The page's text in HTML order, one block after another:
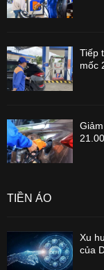
Tiếp
mốc
TIỀN ẢO
Xu
của